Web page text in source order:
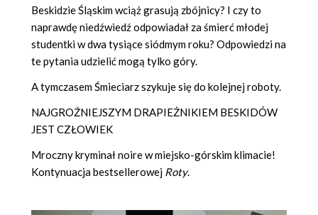
Beskidzie Śląskim wciąż grasują zbójnicy? I czy to
naprawdę niedźwiedź odpowiadał za śmierć młodej
studentki w dwa tysiące siódmym roku? Odpowiedzi na
te pytania udzielić mogą tylko góry.
A tymczasem Śmieciarz szykuje się do kolejnej roboty.
NAJGROŹNIEJSZYM DRAPIEŻNIKIEM BESKIDÓW
JEST CZŁOWIEK
Mroczny kryminał noire w miejsko-górskim klimacie!
Kontynuacja bestsellerowej Roty.